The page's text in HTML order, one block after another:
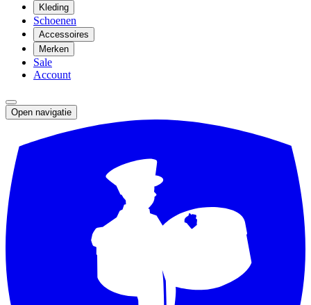
Kleding
Schoenen
Accessoires
Merken
Sale
Account
Open navigatie